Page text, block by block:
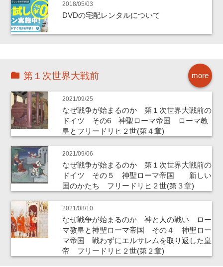
2018/05/03
DVDの宅配レンタルについて
more
第１次世界大戦前
2021/09/25
なぜ戦争が始まるのか 第１次世界大戦前の
ドイツ その6 神聖ローマ帝国 ローマ教
皇とフリードリヒ２世(第４章)
2021/09/06
なぜ戦争が始まるのか 第１次世界大戦前の
ドイツ その５ 神聖ローマ帝国 新しい
国のかたち フリードリヒ２世(第３章)
2021/08/10
なぜ戦争が始まるのか 神と人の戦い ロー
マ教皇と神聖ローマ帝国 その４ 神聖ロー
マ帝国 戦わずにエルサレムを取り返した皇
帝 フリードリヒ２世(第２章)